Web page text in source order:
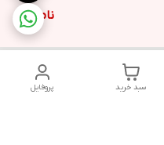
ناموجود
پروفایل سبد خرید